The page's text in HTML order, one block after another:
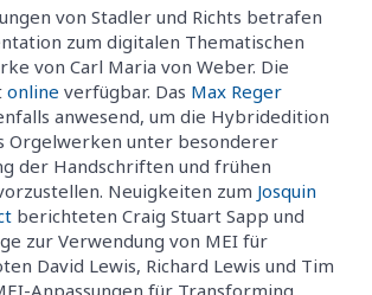
von Stadler und Richts betrafen
zum digitalen Thematischen
von Carl Maria von Weber. Die
online verfügbar. Das Max Reger
anwesend, um die Hybridedition
Orgelwerken unter besonderer
der Handschriften und frühen
Neuigkeiten zum Josquin
berichteten Craig Stuart Sapp und
zur Verwendung von MEI für
David Lewis, Richard Lewis und Tim
Anpassungen für Transforming